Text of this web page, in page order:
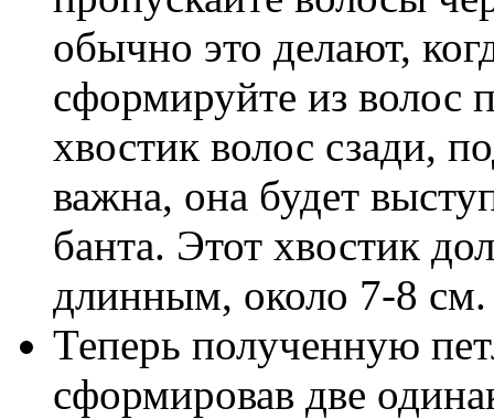
обычно это делают,
сформируйте из волос
хвостик волос сзади,
важна, она будет
банта. Этот хвостик
длинным, около 7-8 см.
Теперь полученную
сформировав две